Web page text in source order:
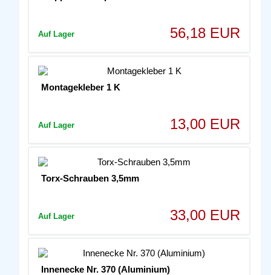
Auf Lager 56,18 EUR
Montagekleber 1 K
Auf Lager 13,00 EUR
Torx-Schrauben 3,5mm
Auf Lager 33,00 EUR
Innenecke Nr. 370 (Aluminium)